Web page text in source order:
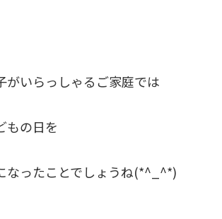
がいらっしゃるご家庭では
もの日を
なったことでしょうね(*^_^*)